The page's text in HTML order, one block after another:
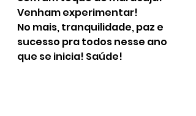
Venham experimentar!
No mais, tranquilidade, paz e
sucesso pra todos nesse ano
que se inicia! Saúde!